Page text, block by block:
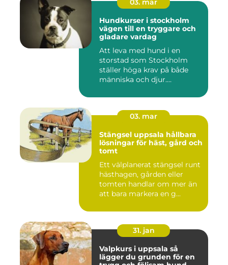
Hundkurser i stockholm
vägen till en tryggare och
gladare vardag
Att leva med hund i en
storstad som Stockholm
ställer höga krav på både
människa och djur.
03. mar
Stängsel uppsala hållbara
lösningar för häst, gård och
tomt
Ett välplanerat stängsel runt
hästhagen, gården eller
tomten handlar om mer än
att bara markera en g...
31. jan
Valpkurs i uppsala så
lägger du grunden för en